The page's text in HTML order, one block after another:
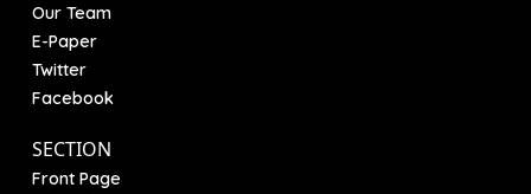
Our Team
E-Paper
Twitter
Facebook
SECTION
Front Page